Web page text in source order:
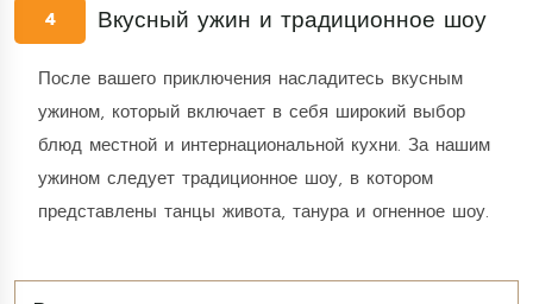
4 Вкусный ужин и традиционное шоу
После вашего приключения насладитесь вкусным
ужином, который включает в себя широкий выбор
блюд местной и интернациональной кухни. За нашим
ужином следует традиционное шоу, в котором
представлены танцы живота, танура и огненное шоу.